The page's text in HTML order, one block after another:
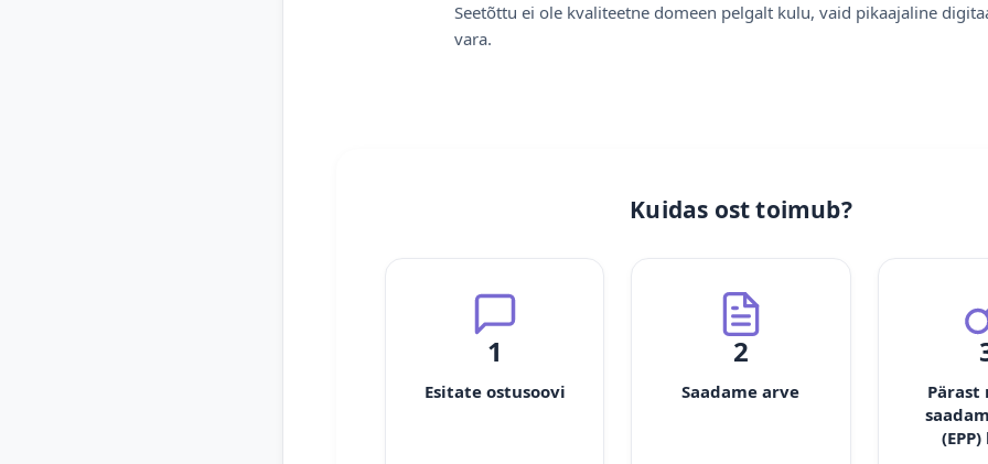
Seetõttu ei ole kvaliteetne domeen pelgalt kulu, vaid pikaajaline
vara.
Kuidas ost toimub?
1
Esitate ostusoovi
2
Saadame arve
Pärast